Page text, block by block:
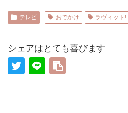
テレビ おでかけ ラヴィット!
シェアはとても喜びます